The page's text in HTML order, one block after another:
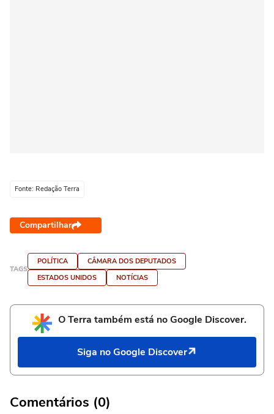
Fonte: Redação Terra
Compartilhar
TAGS
POLÍTICA
CÂMARA DOS DEPUTADOS
ESTADOS UNIDOS
NOTÍCIAS
O Terra também está no Google Discover.
Siga no Google Discover
Comentários (0)